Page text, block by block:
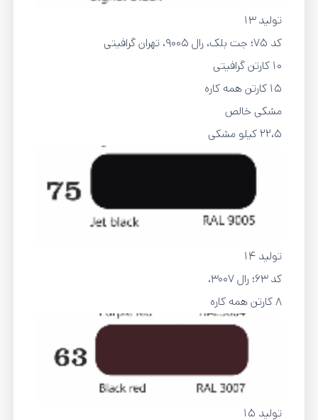
تولید 13
کد 75؛ جت بلک، رال 9005، تهران گرافیتی
10 کارتن گرافیتی
15 کارتن همه کاره
مشکی خالص
22،5 کیلو مشکی
تولید 14
کد 63؛ رال 3007،
8 کارتن همه کاره
تولید 15